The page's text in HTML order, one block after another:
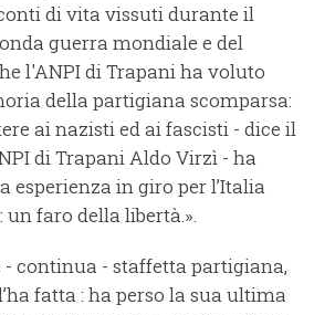
di vita vissuti durante il
guerra mondiale e del
l'ANPI di Trapani ha voluto
della partigiana scomparsa:
ai nazisti ed ai fascisti - dice il
di Trapani Aldo Virzì - ha
esperienza in giro per l’Italia
faro della libertà.».
- continua - staffetta partigiana,
fatta : ha perso la sua ultima